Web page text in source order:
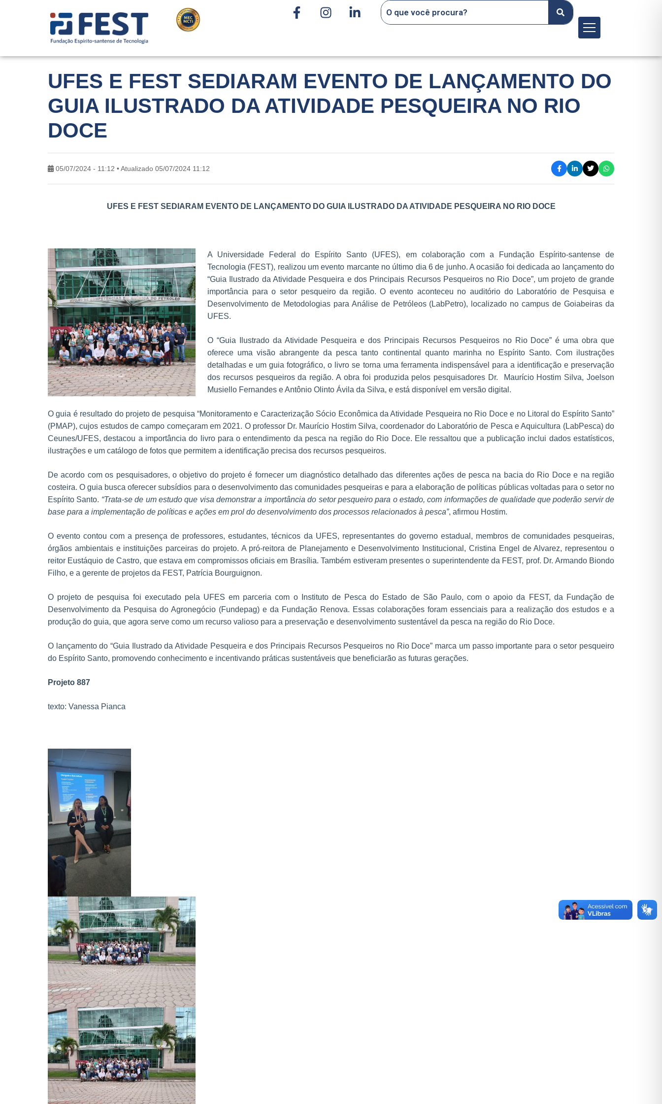
Menu
UFES E FEST SEDIARAM EVENTO DE LANÇAMENTO DO
GUIA ILUSTRADO DA ATIVIDADE PESQUEIRA NO RIO
DOCE
05/07/2024 - 11:12 • Atualizado 05/07/2024 11:12
UFES E FEST SEDIARAM EVENTO DE LANÇAMENTO DO GUIA ILUSTRADO DA ATIVIDADE PESQUEIRA NO RIO DOCE
A Universidade Federal do Espírito Santo (UFES), em colaboração com a Fundação Espírito-santense de
Tecnologia (FEST), realizou um evento marcante no último dia 6 de junho. A ocasião foi dedicada ao lançamento do
“Guia Ilustrado da Atividade Pesqueira e dos Principais Recursos Pesqueiros no Rio Doce”, um projeto de grande
importância para o setor pesqueiro da região. O evento aconteceu no auditório do Laboratório de Pesquisa e
Desenvolvimento de Metodologias para Análise de Petróleos (LabPetro), localizado no campus de Goiabeiras da
UFES.
O “Guia Ilustrado da Atividade Pesqueira e dos Principais Recursos Pesqueiros no Rio Doce” é uma obra que
oferece uma visão abrangente da pesca tanto continental quanto marinha no Espírito Santo. Com ilustrações
detalhadas e um guia fotográfico, o livro se torna uma ferramenta indispensável para a identificação e preservação
dos recursos pesqueiros da região. A obra foi produzida pelos pesquisadores Dr. Maurício Hostim Silva, Joelson
Musiello Fernandes e Antônio Olinto Ávila da Silva, e está disponível em versão digital.
O guia é resultado do projeto de pesquisa “Monitoramento e Caracterização Sócio Econômica da Atividade Pesqueira no Rio Doce e no Litoral do Espírito Santo”
(PMAP), cujos estudos de campo começaram em 2021. O professor Dr. Maurício Hostim Silva, coordenador do Laboratório de Pesca e Aquicultura (LabPesca) do
Ceunes/UFES, destacou a importância do livro para o entendimento da pesca na região do Rio Doce. Ele ressaltou que a publicação inclui dados estatísticos,
ilustrações e um catálogo de fotos que permitem a identificação precisa dos recursos pesqueiros.
De acordo com os pesquisadores, o objetivo do projeto é fornecer um diagnóstico detalhado das diferentes ações de pesca na bacia do Rio Doce e na região
costeira. O guia busca oferecer subsídios para o desenvolvimento das comunidades pesqueiras e para a elaboração de políticas públicas voltadas para o setor no
Espírito Santo. “Trata-se de um estudo que visa demonstrar a importância do setor pesqueiro para o estado, com informações de qualidade que poderão servir de
base para a implementação de políticas e ações em prol do desenvolvimento dos processos relacionados à pesca”, afirmou Hostim.
O evento contou com a presença de professores, estudantes, técnicos da UFES, representantes do governo estadual, membros de comunidades pesqueiras,
órgãos ambientais e instituições parceiras do projeto. A pró-reitora de Planejamento e Desenvolvimento Institucional, Cristina Engel de Alvarez, representou o
reitor Eustáquio de Castro, que estava em compromissos oficiais em Brasília. Também estiveram presentes o superintendente da FEST, prof. Dr. Armando Biondo
Filho, e a gerente de projetos da FEST, Patrícia Bourguignon.
O projeto de pesquisa foi executado pela UFES em parceria com o Instituto de Pesca do Estado de São Paulo, com o apoio da FEST, da Fundação de
Desenvolvimento da Pesquisa do Agronegócio (Fundepag) e da Fundação Renova. Essas colaborações foram essenciais para a realização dos estudos e a
produção do guia, que agora serve como um recurso valioso para a preservação e desenvolvimento sustentável da pesca na região do Rio Doce.
O lançamento do “Guia Ilustrado da Atividade Pesqueira e dos Principais Recursos Pesqueiros no Rio Doce” marca um passo importante para o setor pesqueiro
do Espírito Santo, promovendo conhecimento e incentivando práticas sustentáveis que beneficiarão as futuras gerações.
Projeto 887
texto: Vanessa Pianca